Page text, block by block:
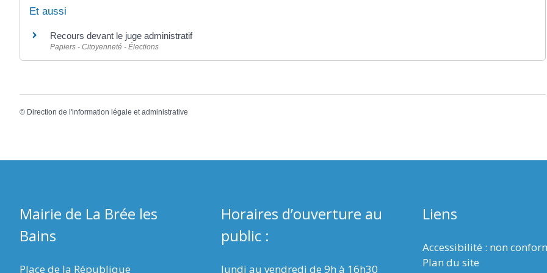
Et aussi
Recours devant le juge administratif
Papiers - Citoyenneté - Élections
© Direction de l'information légale et administrative
Mairie de La Brée les
Bains
Place de la République
Horaires d’ouverture au
public :
lundi au vendredi de 9h à 16h30
Liens
Accessibilité : non
Plan du site